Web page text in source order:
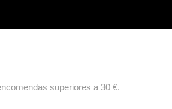
superiores a 30 €.